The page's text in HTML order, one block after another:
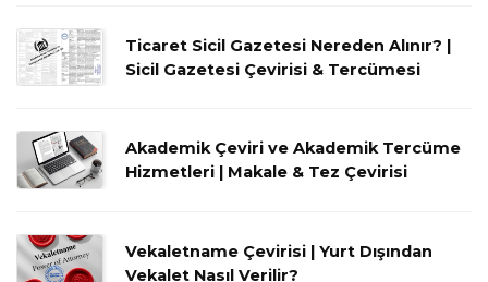
Ticaret Sicil Gazetesi Nereden Alınır? |
Sicil Gazetesi Çevirisi & Tercümesi
Akademik Çeviri ve Akademik Tercüme
Hizmetleri | Makale & Tez Çevirisi
Vekaletname Çevirisi | Yurt Dışından
Vekalet Nasıl Verilir?